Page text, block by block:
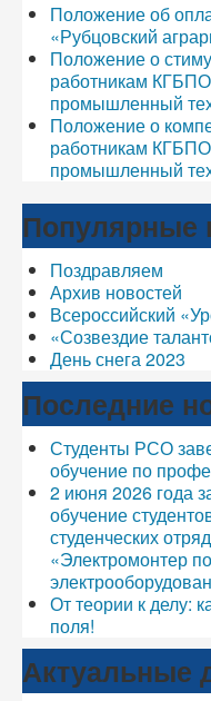
Положение об
«Рубцовский
Положение о
работникам
промышленный
Положение о
работникам
промышленный
Популярные
Поздравляем
Архив новостей
Всероссийский
«Созвездие
День снега 2023
Последние
Студенты РСО
обучение по
2 июня 2026 года
обучение
студенческих
«Электромонтер
От теории к делу:
поля!
Актуальные